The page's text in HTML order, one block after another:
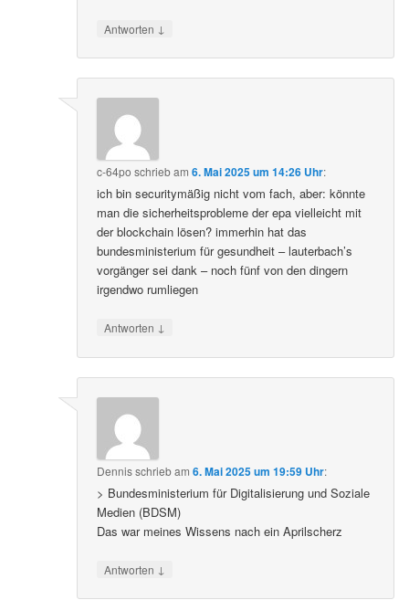
Antworten ↓
c-64po schriebam6. Mai 2025 um 14:26 Uhr:
ich bin securitymäßig nicht vom fach, aber: könnte
man die sicherheitsprobleme der epa vielleicht mit
der blockchain lösen? immerhin hat das
bundesministerium für gesundheit – lauterbach’s
vorgänger sei dank – noch fünf von den dingern
irgendwo rumliegen
Antworten ↓
Dennisschriebam6. Mai 2025 um 19:59 Uhr:
> Bundesministerium für Digitalisierung und Soziale
Medien (BDSM)
Das war meines Wissens nach ein Aprilscherz
Antworten ↓